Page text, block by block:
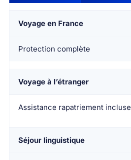
Voyage en France
Protection complète
Voyage à l’étranger
Assistance rapatriement incluse
Séjour linguistique